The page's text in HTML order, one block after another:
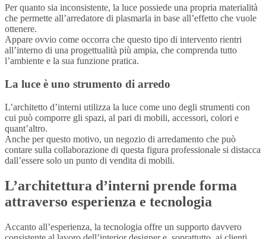
Per quanto sia inconsistente, la luce possiede una propria materialità
che permette all’arredatore di plasmarla in base all’effetto che vuole
ottenere.
Appare ovvio come occorra che questo tipo di intervento rientri
all’interno di una progettualità più ampia, che comprenda tutto
l’ambiente e la sua funzione pratica.
La luce è uno strumento di arredo
L’architetto d’interni utilizza la luce come uno degli strumenti con
cui può comporre gli spazi, al pari di mobili, accessori, colori e
quant’altro.
Anche per questo motivo, un negozio di arredamento che può
contare sulla collaborazione di questa figura professionale si distacca
dall’essere solo un punto di vendita di mobili.
L’architettura d’interni prende forma
attraverso esperienza e tecnologia
Accanto all’esperienza, la tecnologia offre un supporto davvero